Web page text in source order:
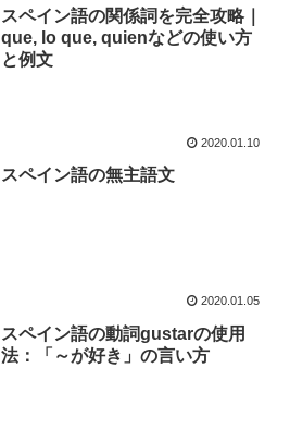
スペイン語の関係詞を完全攻略｜
que, lo que, quienなどの使い方
と例文
2020.01.10
スペイン語の無主語文
2020.01.05
スペイン語の動詞gustarの使用
法：「～が好き」の言い方